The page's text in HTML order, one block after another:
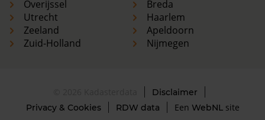
Overijssel
Utrecht
Zeeland
Zuid-Holland
Breda
Haarlem
Apeldoorn
Nijmegen
Disclaimer
Privacy & Cookies
RDW data Een WebNLsite